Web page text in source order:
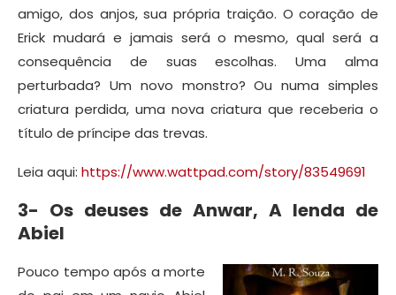
amigo, dos anjos, sua própria traição. O coração de
Erick mudará e jamais será o mesmo, qual será a
consequência de suas escolhas. Uma alma
perturbada? Um novo monstro? Ou numa simples
criatura perdida, uma nova criatura que receberia o
título de príncipe das trevas.
Leia aqui: https://www.wattpad.com/story/83549691
3- Os deuses de Anwar, A lenda de
Abiel
Pouco tempo após a morte